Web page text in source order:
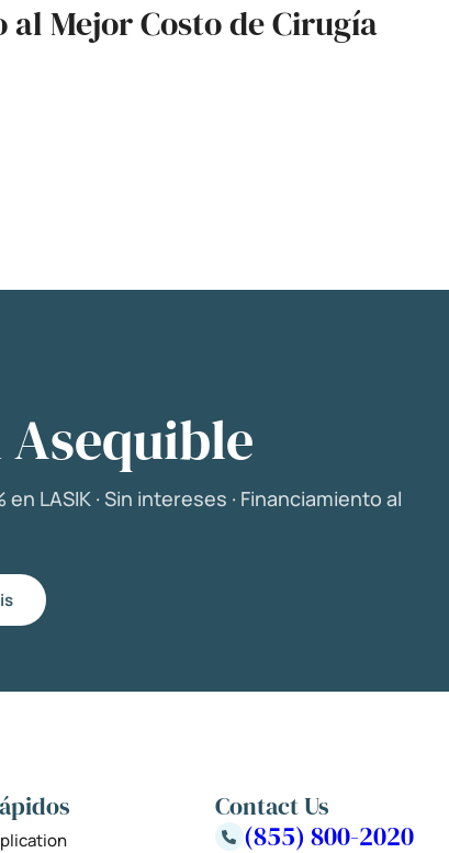
al Mejor Costo de Cirugía
Asequible
LASIK · Sin intereses · Financiamiento al
Contact Us
(855) 800-2020